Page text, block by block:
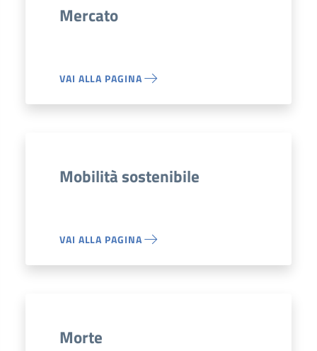
Mercato
VAI ALLA PAGINA
Mobilità sostenibile
VAI ALLA PAGINA
Morte